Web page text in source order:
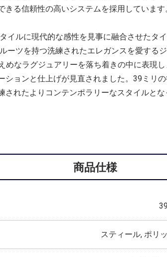
る信頼性の高いシステムを採用しています
イルに現代的な感性を見事に融合させたタ
ーツを持つ洗練されたエレガンスを愛する
めなラグジュアリーを落ち着きの中に表現
ションと仕上げが見直されました。39ミリ
れたよりコンテンポラリーなスタイルとな
商品仕様
スティール, ポリ